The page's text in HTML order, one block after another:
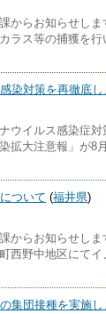
からお知らせし
ラス等の捕獲を
染対策を再徹底し
ウイルス感染症
拡大注意報」が8
ついて (福井県)
からお知らせし
西野中地区にて
集団接種を実施し